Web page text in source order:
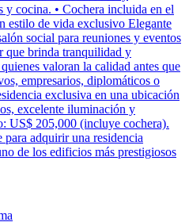
y cocina. • Cochera incluida en el
estilo de vida exclusivo Elegante
social para reuniones y eventos
que brinda tranquilidad y
valoran la calidad antes que
empresarios, diplomáticos o
exclusiva en una ubicación
excelente iluminación y
US$ 205,000 (incluye cochera).
adquirir una residencia
de los edificios más prestigiosos